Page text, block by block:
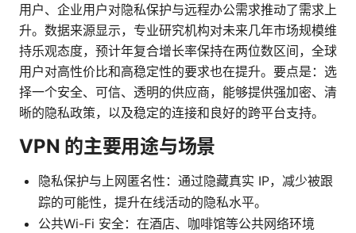
用户、企业用户对隐私保护与远程办公需求推动了需求上
升。数据来源显示，专业研究机构对未来几年市场规模维
持乐观态度，预计年复合增长率保持在两位数区间，全球
用户对高性价比和高稳定性的要求也在提升。要点是：选
择一个安全、可信、透明的供应商，能够提供强加密、清
晰的隐私政策，以及稳定的连接和良好的跨平台支持。
VPN 的主要用途与场景
隐私保护与上网匿名性：通过隐藏真实 IP，减少被跟
踪的可能性，提升在线活动的隐私水平。
公共Wi-Fi 安全：在酒店、咖啡馆等公共网络环境